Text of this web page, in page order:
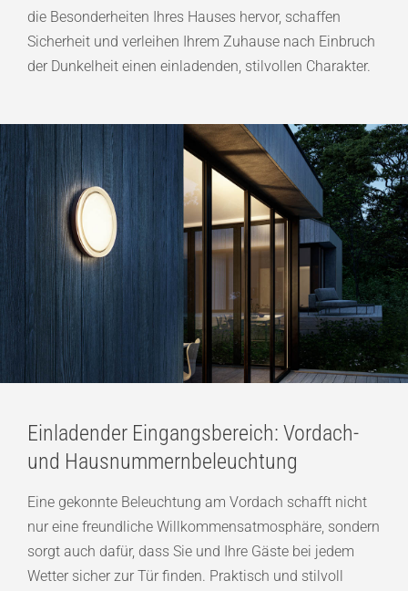
die Besonderheiten Ihres Hauses hervor, schaffen
Sicherheit und verleihen Ihrem Zuhause nach Einbruch
der Dunkelheit einen einladenden, stilvollen Charakter.
Einladender Eingangsbereich: Vordach-
und Hausnummernbeleuchtung
Eine gekonnte Beleuchtung am Vordach schafft nicht
nur eine freundliche Willkommensatmosphäre, sondern
sorgt auch dafür, dass Sie und Ihre Gäste bei jedem
Wetter sicher zur Tür finden. Praktisch und stilvoll